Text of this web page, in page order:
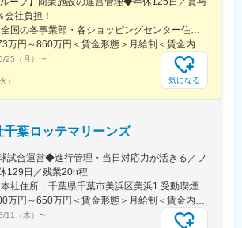
上の事業所、従業員約5,000名の規模で、医療・介
の3つのヘルスケア事業を融合し、地域住民の皆様
をビジョンに掲げています。 ここ数年で飛躍的に
、スピード感を持って大きく成長していることを
成長過程にあるからこそ、「会社のこれから」を
ていけるやりがいが感じられる環境です。
がい福祉の3つのヘルスケア事業を通して、地域
社負担！
25（月） 〜
） 気になる
千葉ロッテマリーンズ
試合運営◆進行管理・当日対応力が活きる／フ
129日／残業20h程
11（木） 〜